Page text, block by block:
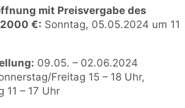
mit Preisvergabe des
€: Sonntag, 05.05.2024 um 11
09.05. – 02.06.2024
Freitag 15 – 18 Uhr,
11 – 17 Uhr